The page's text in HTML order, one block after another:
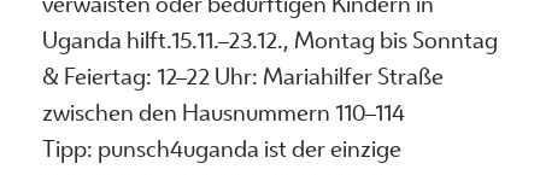
verwaisten oder bedürftigen Kindern in
Uganda hilft.15.11.–23.12., Montag bis Sonntag
& Feiertag: 12–22 Uhr: Mariahilfer Straße
zwischen den Hausnummern 110–114
Tipp: punsch4uganda ist der einzige